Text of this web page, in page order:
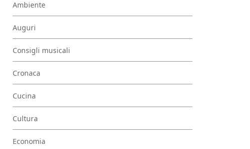
Ambiente
Auguri
Consigli musicali
Cronaca
Cucina
Cultura
Economia